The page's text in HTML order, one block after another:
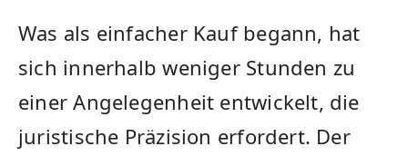
Was als einfacher Kauf begann, hat
sich innerhalb weniger Stunden zu
einer Angelegenheit entwickelt, die
juristische Präzision erfordert. Der